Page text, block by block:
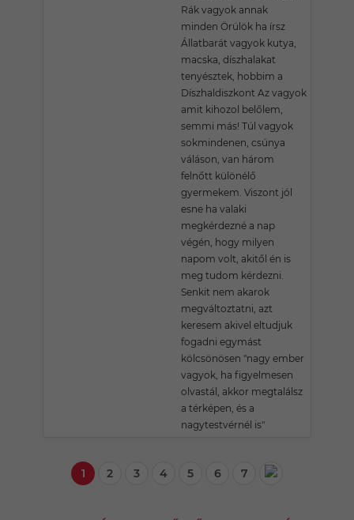
Rák vagyok annak
minden Örülök ha írsz
Állatbarát vagyok kutya,
macska, díszhalakat
tenyésztek, hobbim a
Díszhaldiszkont Az vagyok
amit kihozol belőlem,
semmi más! Túl vagyok
sokmindenen, csúnya
váláson, van három
felnőtt különélő
gyermekem. Viszont jól
esne ha valaki
megkérdezné a nap
végén, hogy milyen
napom volt, akitől én is
meg tudom kérdezni.
Senkit nem akarok
megváltoztatni, azt
keresem akivel eltudjuk
fogadni egymást
kölcsönösen "nagy ember
vagyok, ha figyelmesen
olvastál, akkor megtalálsz
a térképen, és a
nagytestvérnél is"
1 2 3 4 5 6 7